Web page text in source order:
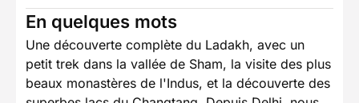
En quelques mots
Une découverte complète du Ladakh, avec un
petit trek dans la vallée de Sham, la visite des plus
beaux monastères de l'Indus, et la découverte des